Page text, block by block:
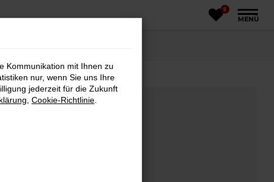
0
MENÜ
Kommunikation mit Ihnen zu
nur, wenn Sie uns Ihre
jederzeit für die Zukunft
Cookie-Richtlinie